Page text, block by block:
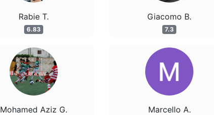
Rabie T.
6.83
Mohamed Aziz G.
Giacomo B.
7.3
Marcello A.